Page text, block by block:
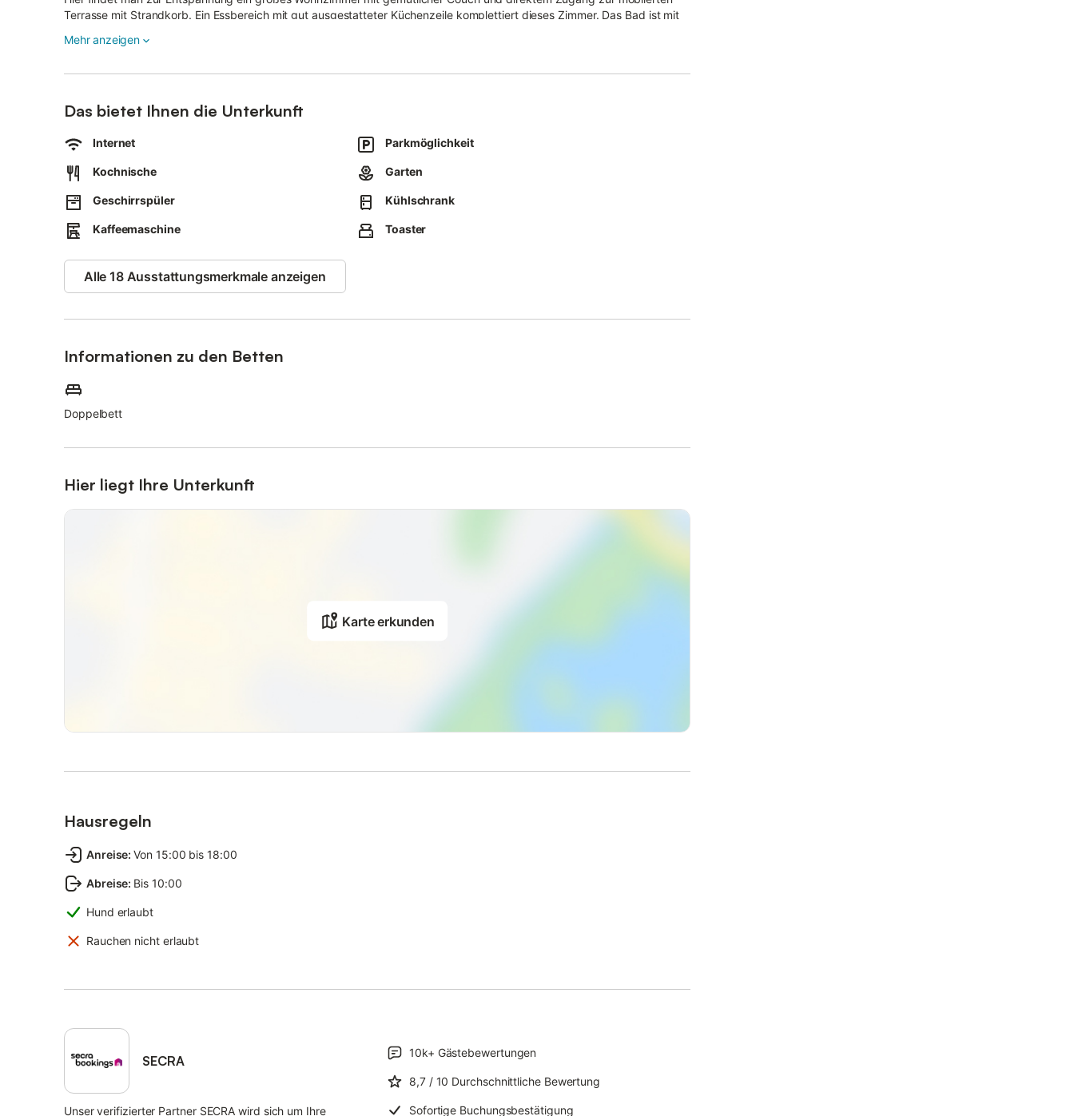
Terrasse mit Strandkorb. Ein Essbereich mit gut ausgestatteter Küchenzeile komplettiert dieses Zimmer. Das Bad ist mit
Mehr anzeigen
Das bietet Ihnen die Unterkunft
Internet Parkmöglichkeit
Kochnische Garten
Geschirrspüler Kühlschrank
Kaffeemaschine Toaster
Alle 18 Ausstattungsmerkmale anzeigen
Informationen zu den Betten
Doppelbett
Hier liegt Ihre Unterkunft
Karte erkunden
Hausregeln
Anreise: Von 15:00 bis 18:00
Abreise: Bis 10:00
Hund erlaubt
Rauchen nicht erlaubt
SECRA
Unser verifizierter Partner SECRA wird sich um Ihre
10k+ Gästebewertungen
8,7 / 10 Durchschnittliche Bewertung
Sofortige Buchungsbestätigung